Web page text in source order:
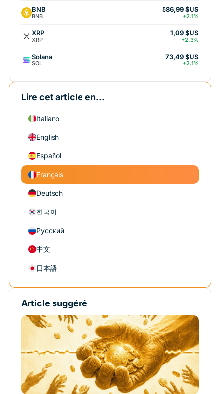
BNB
BNB
586,99 $US
+2.1%
XRP
XRP
1,09 $US
+2.3%
Solana
SOL
73,49 $US
+2.1%
Lire cet article en...
Italiano
English
Español
Français
Deutsch
한국어
Русский
中文
日本語
Article suggéré